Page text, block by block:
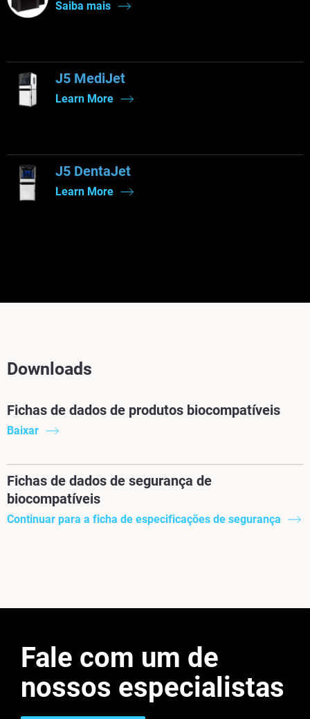
Saiba mais
J5 MediJet
Learn More
J5 DentaJet
Learn More
Downloads
Fichas de dados de produtos biocompatíveis
Baixar
Fichas de dados de segurança de
biocompatíveis
Continuar para a ficha de especificações de segurança
Fale com um de
nossos especialistas